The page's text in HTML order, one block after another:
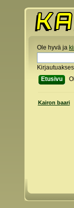
Ole hyvä ja
Etusivu
Kairon baari